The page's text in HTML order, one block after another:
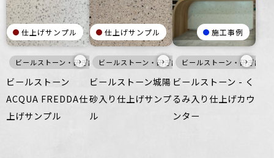
仕上げサンプル
ビールストーン・研ぎ出し仕上げ 白 壁 床 家具・什器
›
ビールストーン
ACQUA FREDDA仕
上げサンプル
仕上げサンプル
ビールストーン・研ぎ出し仕上げ 寒色 白
›
ビールストーン城陽
砂入り仕上げサンプ
ル
施工事例
ビールストーン・研ぎ出し
›
ビールストーン - く
るみ入り仕上げカウ
ンター